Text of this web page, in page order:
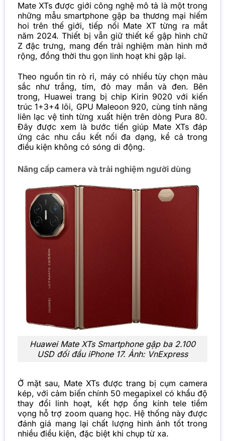
Mate XTs được giới công nghệ mô tả là một trong
những mẫu smartphone gập ba thương mại hiếm
hoi trên thế giới, tiếp nối Mate XT từng ra mắt
năm 2024. Thiết bị vẫn giữ thiết kế gập hình chữ
Z đặc trưng, mang đến trải nghiệm màn hình mở
rộng, đồng thời thu gọn linh hoạt khi gập lại.
Theo nguồn tin rò rỉ, máy có nhiều tùy chọn màu
sắc như trắng, tím, đỏ may mắn và đen. Bên
trong, Huawei trang bị chip Kirin 9020 với kiến
trúc 1+3+4 lõi, GPU Maleoon 920, cùng tính năng
liên lạc vệ tinh từng xuất hiện trên dòng Pura 80.
Đây được xem là bước tiến giúp Mate XTs đáp
ứng các nhu cầu kết nối đa dạng, kể cả trong
điều kiện không có sóng di động.
Nâng cấp camera và trải nghiệm người dùng
Huawei Mate XTs Smartphone gập ba 2.100
USD đối đầu iPhone 17. Ảnh: VnExpress
Ở mặt sau, Mate XTs được trang bị cụm camera
kép, với cảm biến chính 50 megapixel có khẩu độ
thay đổi linh hoạt, kết hợp ống kính tele tiềm
vọng hỗ trợ zoom quang học. Hệ thống này được
đánh giá mang lại chất lượng hình ảnh tốt trong
nhiều điều kiện, đặc biệt khi chụp từ xa.